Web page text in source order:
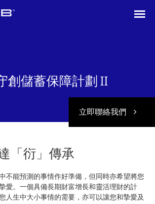
創儲蓄保障計劃 II
立即聯絡我們
「衍」傳承
不能預測的事情作好準備，但同時亦希望將您
愛。一個具備長期財富增長和靈活理財的計
人生中大小事情的需要，亦可以讓您和摯愛及